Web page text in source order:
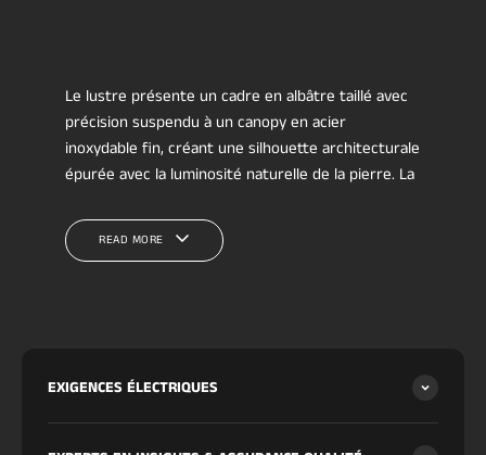
Le lustre présente un cadre en albâtre taillé avec
précision suspendu à un canopy en acier
inoxydable fin, créant une silhouette architecturale
épurée avec la luminosité naturelle de la pierre. La
et diffuse qui met en valeur les veines organiques
de l'albâtre, le rendant idéal pour les salles à
cm, cette pièce s'adapte aisément des
READ MORE
EXIGENCES ÉLECTRIQUES